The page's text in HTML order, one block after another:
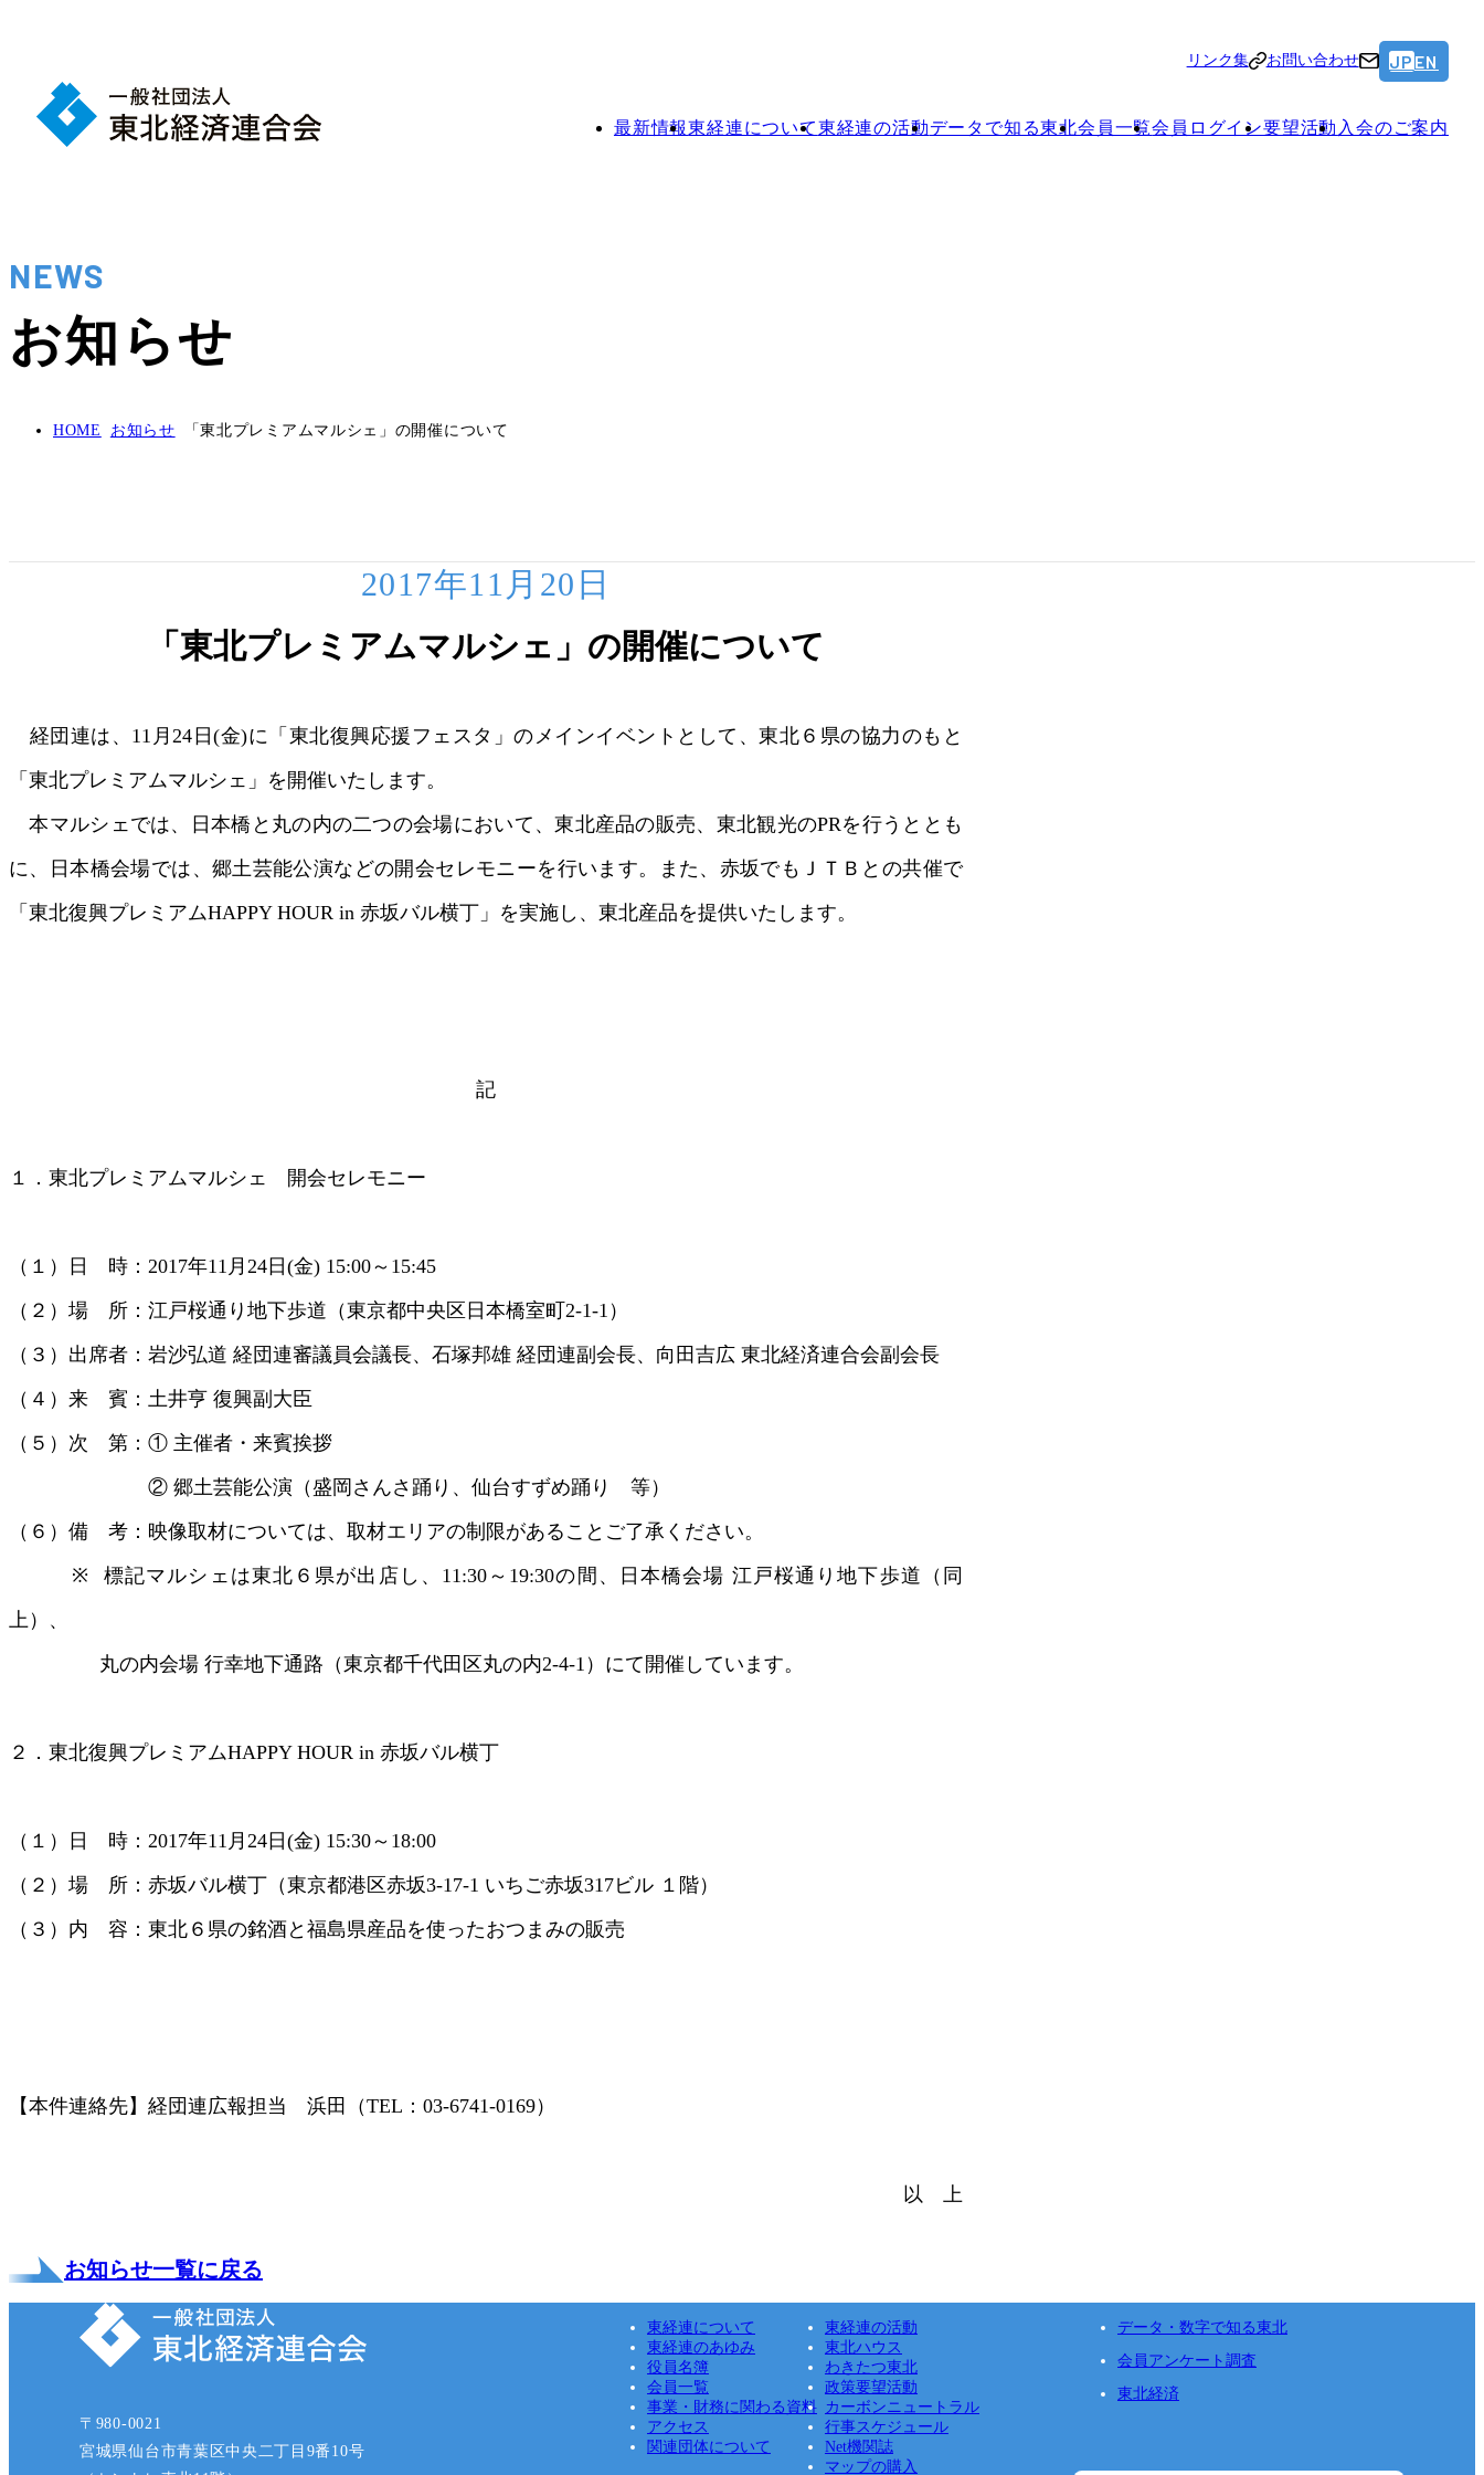
リンク集 お問い合わせ JP EN
最新情報東経連について東経連の活動データで知る東北会員一覧会員ログイン要望活動 入会のご案内
NEWS
お知らせ
HOME お知らせ 「東北プレミアムマルシェ」の開催について
2017年11月20日
「東北プレミアムマルシェ」の開催について
経団連は、11月24日(金)に「東北復興応援フェスタ」のメインイベントとして、東北６県の協力のもと
「東北プレミアムマルシェ」を開催いたします。
本マルシェでは、日本橋と丸の内の二つの会場において、東北産品の販売、東北観光のPRを行うととも
に、日本橋会場では、郷土芸能公演などの開会セレモニーを行います。また、赤坂でもＪＴＢとの共催で
「東北復興プレミアムHAPPY HOUR in 赤坂バル横丁」を実施し、東北産品を提供いたします。
記
１．東北プレミアムマルシェ 開会セレモニー
（１）日 時：2017年11月24日(金) 15:00～15:45
（２）場 所：江戸桜通り地下歩道（東京都中央区日本橋室町2-1-1）
（３）出席者：岩沙弘道 経団連審議員会議長、石塚邦雄 経団連副会長、向田吉広 東北経済連合会副会長
（４）来 賓：土井亨 復興副大臣
（５）次 第：① 主催者・来賓挨拶
② 郷土芸能公演（盛岡さんさ踊り、仙台すずめ踊り 等）
（６）備 考：映像取材については、取材エリアの制限があることご了承ください。
※ 標記マルシェは東北６県が出店し、11:30～19:30の間、日本橋会場 江戸桜通り地下歩道（同
上）、
丸の内会場 行幸地下通路（東京都千代田区丸の内2-4-1）にて開催しています。
２．東北復興プレミアムHAPPY HOUR in 赤坂バル横丁
（１）日 時：2017年11月24日(金) 15:30～18:00
（２）場 所：赤坂バル横丁（東京都港区赤坂3-17-1 いちご赤坂317ビル １階）
（３）内 容：東北６県の銘酒と福島県産品を使ったおつまみの販売
【本件連絡先】経団連広報担当 浜田（TEL：03-6741-0169）
以 上
お知らせ一覧に戻る
〒980-0021
宮城県仙台市青葉区中央二丁目9番10号
東経連について
東経連の活動
東経連のあゆみ
東北ハウス
役員名簿
わきたつ東北
会員一覧
政策要望活動
事業・財務に関わる資料 カーボンニュートラル
アクセス
行事スケジュール
関連団体について
Net機関誌
マップの購入
データ・数字で知る東北
会員アンケート調査
東北経済